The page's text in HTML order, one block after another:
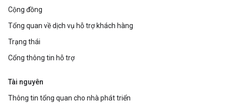
Cộng đồng
Tổng quan về dịch vụ hỗ trợ khách hàng
Trạng thái
Cổng thông tin hỗ trợ
Tài nguyên
Thông tin tổng quan cho nhà phát triển